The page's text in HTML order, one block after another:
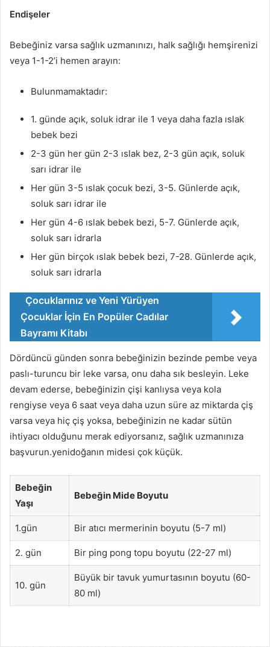
Endişeler
Bebeğiniz varsa sağlık uzmanınızı, halk sağlığı hemşirenizi
veya 1-1-2’i hemen arayın:
Bulunmamaktadır:
1. günde açık, soluk idrar ile 1 veya daha fazla ıslak
bebek bezi
2-3 gün her gün 2-3 ıslak bez, 2-3 gün açık, soluk
sarı idrar ile
Her gün 3-5 ıslak çocuk bezi, 3-5. Günlerde açık,
soluk sarı idrar ile
Her gün 4-6 ıslak bebek bezi, 5-7. Günlerde açık,
soluk sarı idrarla
Her gün birçok ıslak bebek bezi, 7-28. Günlerde açık,
soluk sarı idrarla
Çocuklarınız ve Yeni Yürüyen
Çocuklar İçin En Popüler Cadılar
Bayramı Kitabı
Dördüncü günden sonra bebeğinizin bezinde pembe veya
paslı-turuncu bir leke varsa, onu daha sık besleyin. Leke
devam ederse, bebeğinizin çişi kanlıysa veya kola
rengiyse veya 6 saat veya daha uzun süre az miktarda çiş
varsa veya hiç çiş yoksa, bebeğinizin ne kadar sütün
ihtiyacı olduğunu merak ediyorsanız, sağlık uzmanınıza
başvurun.yenidoğanın midesi çok küçük.
Bebeğin
Yaşı
Bebeğin Mide Boyutu
1.gün Bir atıcı mermerinin boyutu (5-7 ml)
2. gün Bir ping pong topu boyutu (22-27 ml)
10. gün
Büyük bir tavuk yumurtasının boyutu (60-
80 ml)